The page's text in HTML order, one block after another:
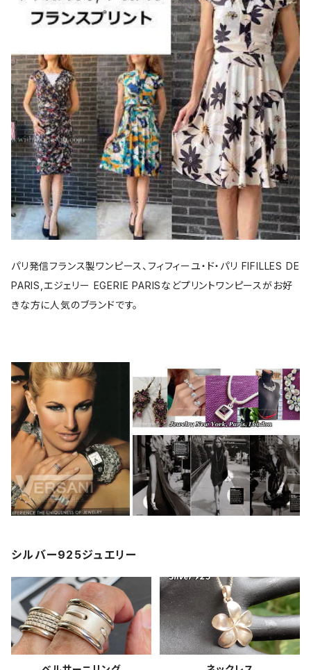
パリ発信フランス製ワンピース、フィフィーユ・ド・パリ FIFILLES DE
PARIS,エジェリー EGERIE PARISなどプリントワンピースがお好
きな方に人気のブランドです。
シルバー925ジュエリー